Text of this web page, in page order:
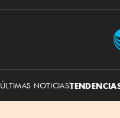
ÚLTIMAS NOTICIAS